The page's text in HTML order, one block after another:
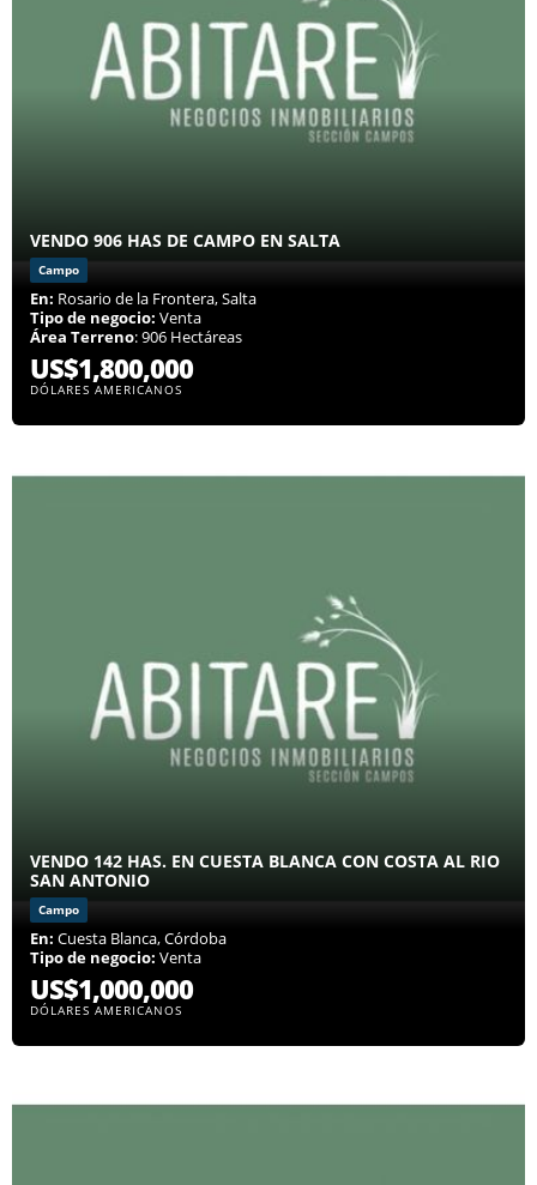
VENDO 906 HAS DE CAMPO EN SALTA
Campo
En: Rosario de la Frontera, Salta
Tipo de negocio: Venta
Área Terreno: 906 Hectáreas
US$1,800,000
DÓLARES AMERICANOS
VENDO 142 HAS. EN CUESTA BLANCA CON COSTA AL RIO
SAN ANTONIO
Campo
En: Cuesta Blanca, Córdoba
Tipo de negocio: Venta
US$1,000,000
DÓLARES AMERICANOS